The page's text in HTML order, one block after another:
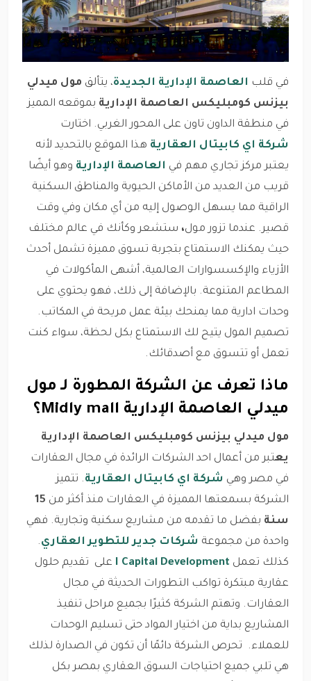
في قلب العاصمة الإدارية الجديدة، يتألق مول ميدلي
بيزنس كومبليكس العاصمة الإدارية بموقعه المميز
في منطقة الداون تاون على المحور الغربي. اختارت
شركة اي كابيتال العقارية هذا الموقع بالتحديد لأنه
يعتبر مركز تجاري مهم في العاصمة الإدارية وهو أيضًا
قريب من العديد من الأماكن الحيوية والمناطق السكنية
الراقية مما يسهل الوصول إليه من أي مكان وفي وقت
قصير. عندما تزور مول، ستشعر وكأنك في عالم مختلف
حيث يمكنك الاستمتاع بتجربة تسوق مميزة تشمل أحدث
الأزياء والإكسسوارات العالمية، أشهى المأكولات في
المطاعم المتنوعة. بالإضافة إلى ذلك، فهو يحتوي على
وحدات ادارية مما يمنحك بيئة عمل مريحة في المكاتب.
تصميم المول يتيح لك الاستمتاع بكل لحظة، سواء كنت
تعمل أو تتسوق مع أصدقائك.
ماذا تعرف عن الشركة المطورة لـ مول
ميدلي العاصمة الإدارية Midly mall؟
مول ميدلي بيزنس كومبليكس العاصمة الإدارية
يعتبر من أعمال احد الشركات الرائدة في مجال العقارات
في مصر وهي شركة اي كابيتال العقارية. تتميز
الشركة بسمعتها المميزة في العقارات منذ أكثر من 15
سنة بفضل ما تقدمه من مشاريع سكنية وتجارية. فهي
واحدة من مجموعة شركات جدير للتطوير العقاري.
كذلك تعمل
على تقديم حلول
عقارية مبتكرة تواكب التطورات الحديثة في مجال
العقارات. وتهتم الشركة كثيرًا بجميع مراحل تنفيذ
المشاريع بداية من اختيار المواد حتى تسليم الوحدات
للعملاء. تحرص الشركة دائمًا أن تكون في الصدارة لذلك
هي تلبي جميع احتياجات السوق العقاري بمصر بكل